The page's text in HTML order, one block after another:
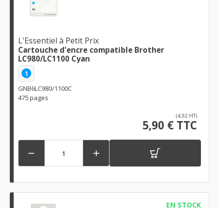
L'Essentiel à Petit Prix
Cartouche d'encre compatible Brother
LC980/LC1100 Cyan
1
GNB6LC980/1100C
475 pages
(4,92 HT)
5,90 € TTC
 
EN STOCK